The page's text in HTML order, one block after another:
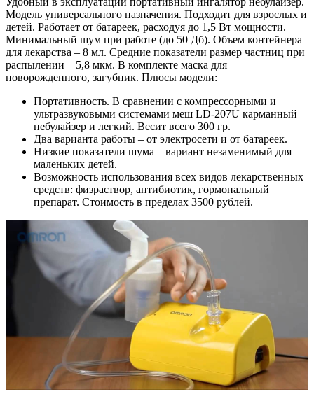
Модель универсального назначения. Подходит для взрослых и
детей. Работает от батареек, расходуя до 1,5 Вт мощности.
Минимальный шум при работе (до 50 Дб). Объем контейнера
для лекарства – 8 мл. Средние показатели размер частниц при
распылении – 5,8 мкм. В комплекте маска для
новорожденного, загубник. Плюсы модели:
Портативность. В сравнении с компрессорными и
ультразвуковыми системами меш LD-207U карманный
небулайзер и легкий. Весит всего 300 гр.
Два варианта работы – от электросети и от батареек.
Низкие показатели шума – вариант незаменимый для
маленьких детей.
Возможность использования всех видов лекарственных
средств: физраствор, антибиотик, гормональный
препарат. Стоимость в пределах 3500 рублей.